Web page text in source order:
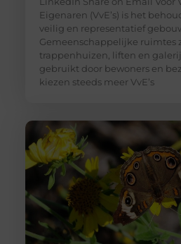
Eigenaren (VvE’s) is het
veilig en representatief
Gemeenschappelijke ruimtes
trappenhuizen, liften en
gebruikt door bewoners en
kiezen steeds meer VvE’s